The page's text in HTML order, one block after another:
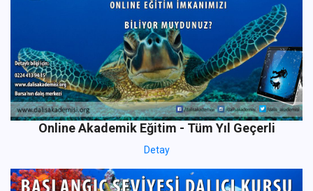
Online Akademik Eğitim - Tüm Yıl Geçerli
Detay